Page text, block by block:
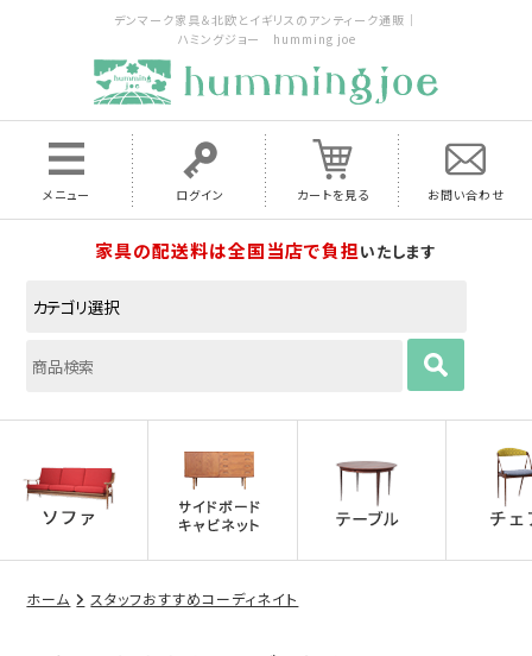
デンマーク家具＆北欧とイギリスのアンティーク通販｜
ハミングジョー humming joe
メニュー ログイン カートを見る お問い合わせ
家具の配送料は全国当店で負担いたします
ホーム スタッフおすすめコーディネイト